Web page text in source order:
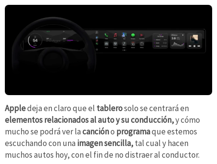
Appledeja en claro que el tablerosolo se centrará en
elementos relacionados al auto y su conducción,y cómo
mucho se podrá ver lacancióno programaque estemos
escuchando con una imagen sencilla,tal cual y hacen
muchos autos hoy, con el fin de no distraer al conductor.